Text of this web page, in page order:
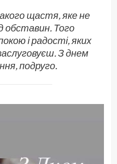
щастя, яке не
обставин. Того
і радості, яких
З днем
подруго.